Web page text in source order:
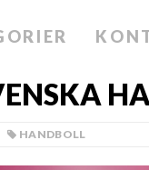
HANDBOLL